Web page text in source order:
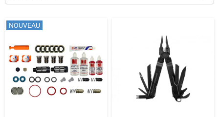
NOUVEAU